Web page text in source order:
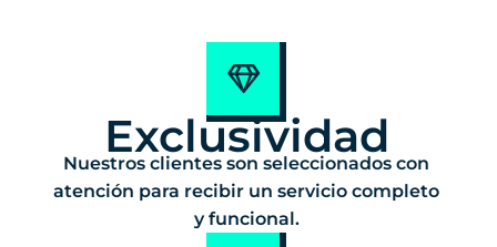
Exclusividad
Nuestros clientes son seleccionados con
atención para recibir un servicio completo
y funcional.